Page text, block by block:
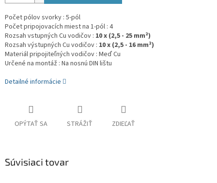
Počet pólov svorky : 5-pól
Počet pripojovacích miest na 1-pól : 4
Rozsah vstupných Cu vodičov : 10x (2,5 - 25 mm²)
Rozsah výstupných Cu vodičov : 10 x (2,5 - 16 mm²)
Materiál pripojiteľných vodičov : Meď Cu
Určené na montáž : Na nosnú DIN lištu
Detailné informácie
OPÝTAŤ SA STRÁŽIŤ ZDIEĽAŤ
Súvisiaci tovar